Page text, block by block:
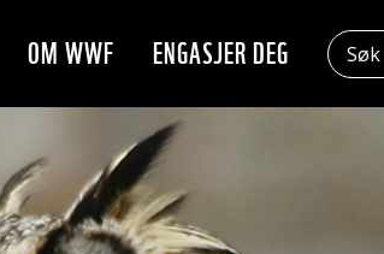
OM WWF ENGASJER DEG Søk